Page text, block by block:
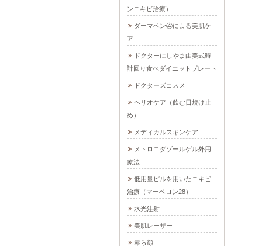
ンニキビ治療）
ダーマペン④による美肌ケ
ア
ドクターにしやま由美式時
計回り食べダイエットプレート
ドクターズコスメ
ヘリオケア（飲む日焼け止
め）
メディカルスキンケア
メトロニダゾールゲル外用
療法
低用量ピルを用いたニキビ
治療（マーベロン28）
水光注射
美肌レーザー
赤ら顔